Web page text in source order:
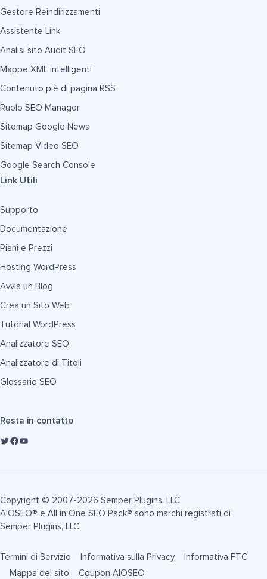
Gestore Reindirizzamenti
Assistente Link
Analisi sito Audit SEO
Mappe XML intelligenti
Contenuto piè di pagina RSS
Ruolo SEO Manager
Sitemap Google News
Sitemap Video SEO
Google Search Console
Link Utili
Supporto
Documentazione
Piani e Prezzi
Hosting WordPress
Avvia un Blog
Crea un Sito Web
Tutorial WordPress
Analizzatore SEO
Analizzatore di Titoli
Glossario SEO
Resta in contatto
Copyright © 2007-2026 Semper Plugins, LLC.
AIOSEO® e All in One SEO Pack® sono marchi registrati di
Semper Plugins, LLC.
Termini di Servizio Informativa sulla Privacy
Informativa FTC
Mappa del sito
Coupon AIOSEO